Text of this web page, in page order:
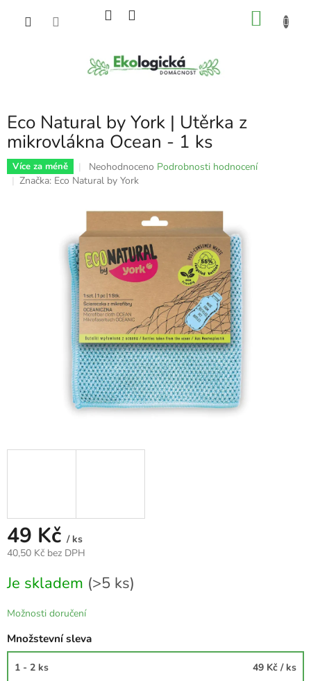
Eco Natural by York | Utěrka z
mikrovlákna Ocean - 1 ks
Více za méně
Průměrné
hodnocení
z
hvězdiček.
Neohodnoceno Podrobnosti hodnocení
Značka: Eco Natural by York
49 Kč / ks
40,50 Kč bez DPH
cena:
Je skladem (>5 ks)
Možnosti doručení
Množstevní sleva
1 - 2 ks 49 Kč / ks